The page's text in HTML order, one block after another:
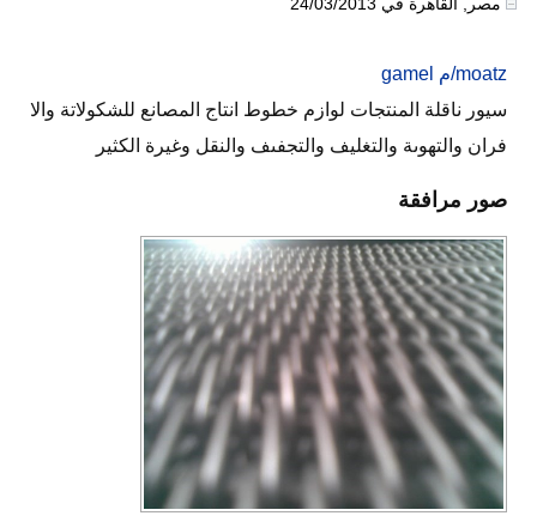
moatz/م gamel
سيور ناقلة المنتجات لوازم خطوط انتاج المصانع للشكولاتة والا
فران والتهوىة والتغليف والتجفىف والنقل وغيرة الكثير
صور مرافقة